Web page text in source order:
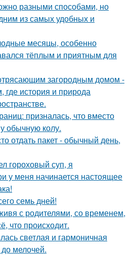
разными способами, но
из самых удобных и
месяцы, особенно
тёплым и приятным для
загородным домом -
история и природа
призналась, что вместо
обычную колу.
отдать пакет - обычный день,
гороховый суп, я
у меня начинается настоящее
семь дней!
с родителями, со временем,
что происходит.
светлая и гармоничная
мелочей.